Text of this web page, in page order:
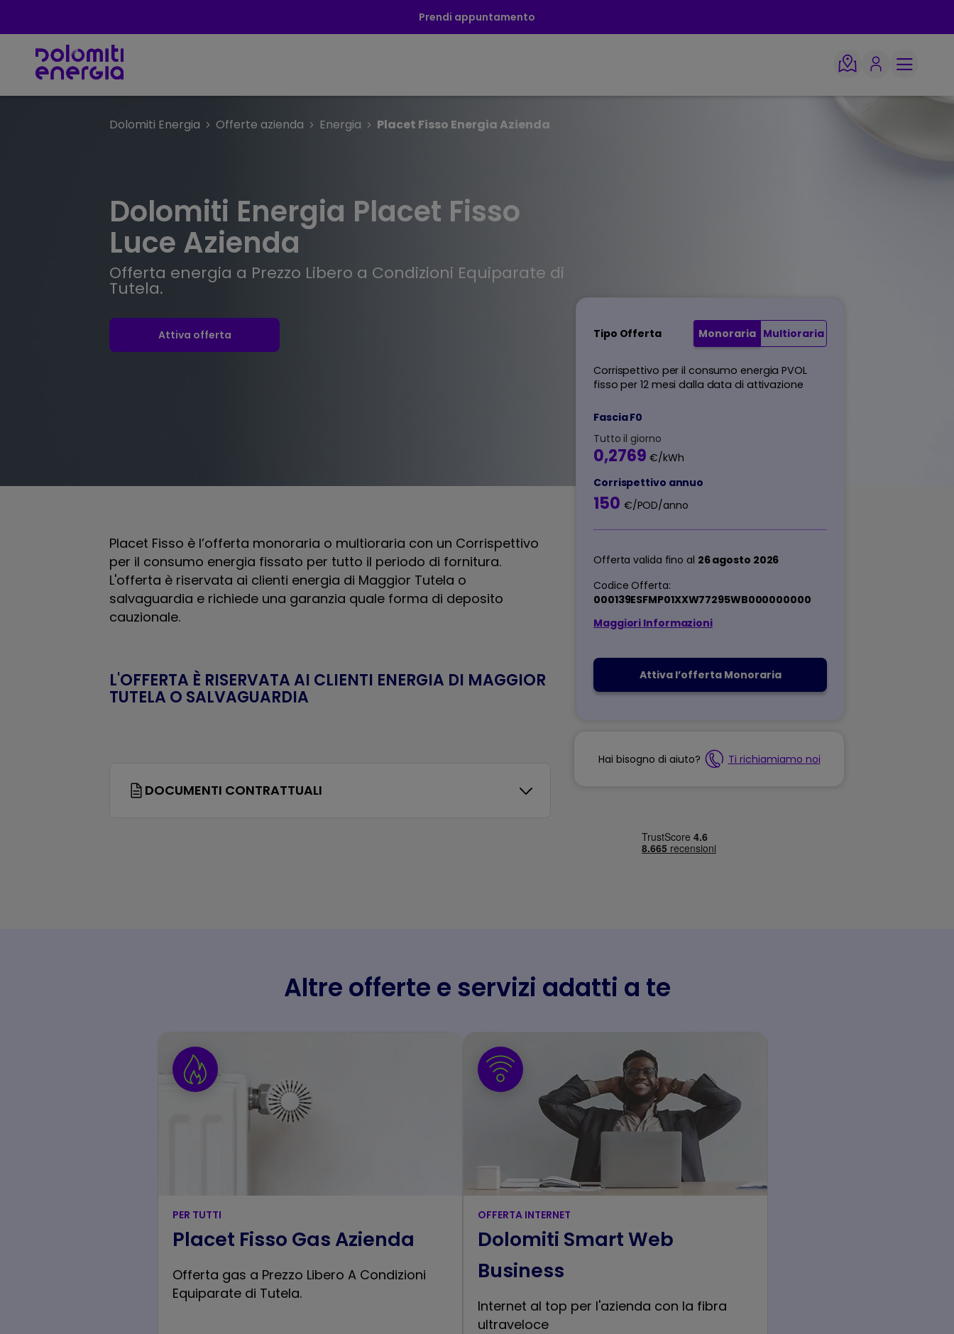
Prendi appuntamento
Dolomiti Energia Offerte azienda Energia Placet Fisso Energia Azienda
Dolomiti Energia Placet Fisso
Luce Azienda
Offerta energia a Prezzo Libero a Condizioni Equiparate di
Tutela.
Attiva offerta Tipo Offerta Monoraria Multioraria
Corrispettivo per il consumo energia PVOL
fisso per 12 mesi dalla data di attivazione
Fascia F0
Tutto il giorno
0,2769 €/kWh
Corrispettivo annuo
150 €/POD/anno
Offerta valida fino al 26 agosto 2026
Codice Offerta:
000139ESFMP01XXW77295WB000000000
Maggiori Informazioni
Attiva l’offerta Monoraria
Hai bisogno di aiuto? Ti richiamiamo noi
Placet Fisso è l’offerta monoraria o multioraria con un Corrispettivo
per il consumo energia fissato per tutto il periodo di fornitura.
L'offerta è riservata ai clienti energia di Maggior Tutela o
salvaguardia e richiede una garanzia quale forma di deposito
cauzionale.
L'OFFERTA È RISERVATA AI CLIENTI ENERGIA DI MAGGIOR
TUTELA O SALVAGUARDIA
DOCUMENTI CONTRATTUALI
Altre offerte e servizi adatti a te
PER TUTTI
Placet Fisso Gas Azienda
Offerta gas a Prezzo Libero A Condizioni
Equiparate di Tutela.
OFFERTA INTERNET
Dolomiti Smart Web
Business
Internet al top per l'azienda con la fibra
ultraveloce